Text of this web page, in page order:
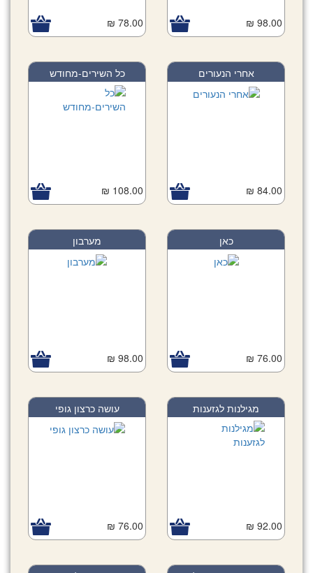
98.00 ₪
78.00 ₪
אחרי הנעורים
84.00 ₪
כל השירים-מחודש
108.00 ₪
כאן
76.00 ₪
מערבון
98.00 ₪
מגילנות לגזענות
92.00 ₪
עושה כרצון גופי
76.00 ₪